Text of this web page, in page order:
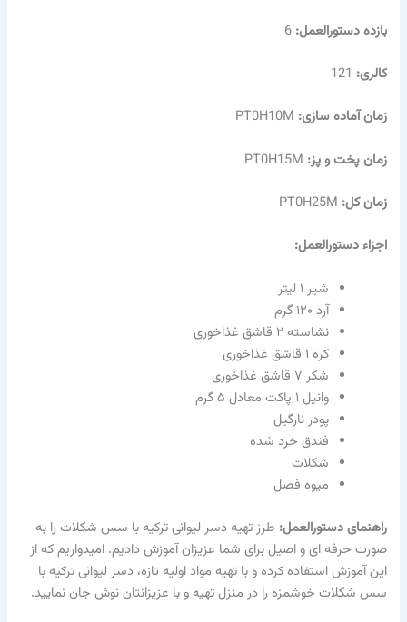
بازده دستورالعمل:6
کالری: 121
زمان آماده سازی: PT0H10M
زمان پخت و پز: PT0H15M
زمان کل: PT0H25M
اجزاء دستورالعمل:
شیر ۱ لیتر
آرد ۱۲۰ گرم
نشاسته ۲ قاشق غذاخوری
کره ۱ قاشق غذاخوری
شکر ۷ قاشق غذاخوری
وانیل ۱ پاکت معادل ۵ گرم
پودر نارگیل
فندق خرد شده
شکلات
میوه فصل
راهنمای دستورالعمل: طرز تهیه دسر لیوانی ترکیه با سس شکلات را به
صورت حرفه ای و اصیل برای شما عزیزان آموزش دادیم. امیدواریم که از
این آموزش استفاده کرده و با تهیه مواد اولیه تازه، دسر لیوانی ترکیه با
سس شکلات خوشمزه را در منزل تهیه و با عزیزانتان نوش جان نمایید.